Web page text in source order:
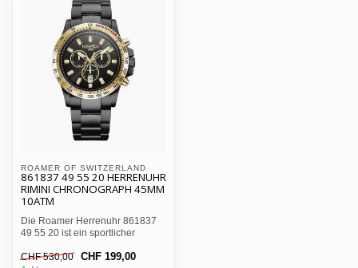
ROAMER OF SWITZERLAND
861837 49 55 20 HERRENUHR
RIMINI CHRONOGRAPH 45MM
10ATM
Die Roamer Herrenuhr 861837
49 55 20 ist ein sportlicher
CHF 530,00
CHF 199,00